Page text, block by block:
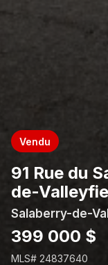
Vendu
91 Rue du
de-
Salaberry-de-
399 000 $
MLS# 24837640